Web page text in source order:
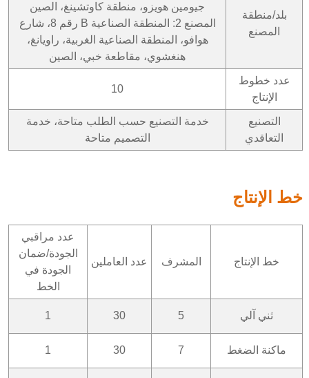
بلد/منطقة
المصنع
جيومين هويزو، منطقة كاوتشينغ، الصين
المصنع 2: المنطقة الصناعية B رقم 8، شارع
هوافو، المنطقة الصناعية الغربية، راويانغ،
هنغشوي، مقاطعة خبي، الصين
عدد خطوط
الإنتاج
10
التصنيع
التعاقدي
خدمة التصنيع حسب الطلب متاحة، خدمة
التصميم متاحة
خط الإنتاج
خط الإنتاج المشرف عدد العاملين
عدد مراقبي
الجودة/ضمان
الجودة في
الخط
ثني آلي 5
30
1
ماكنة الضغط 7
30
1